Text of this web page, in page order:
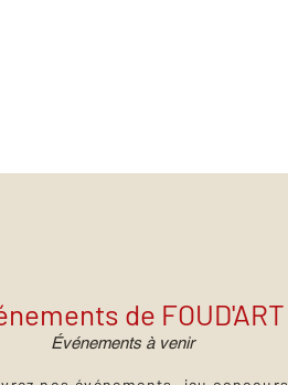
de FOUD'ART
Événements à venir